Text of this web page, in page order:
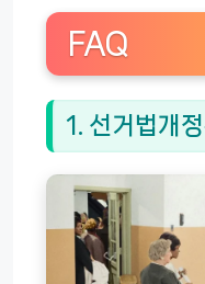
FAQ
1. 선거법개